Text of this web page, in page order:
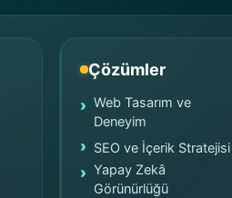
Çözümler
Web Tasarım ve
Deneyim
SEO ve İçerik Stratejisi
Yapay Zekâ
Görünürlüğü